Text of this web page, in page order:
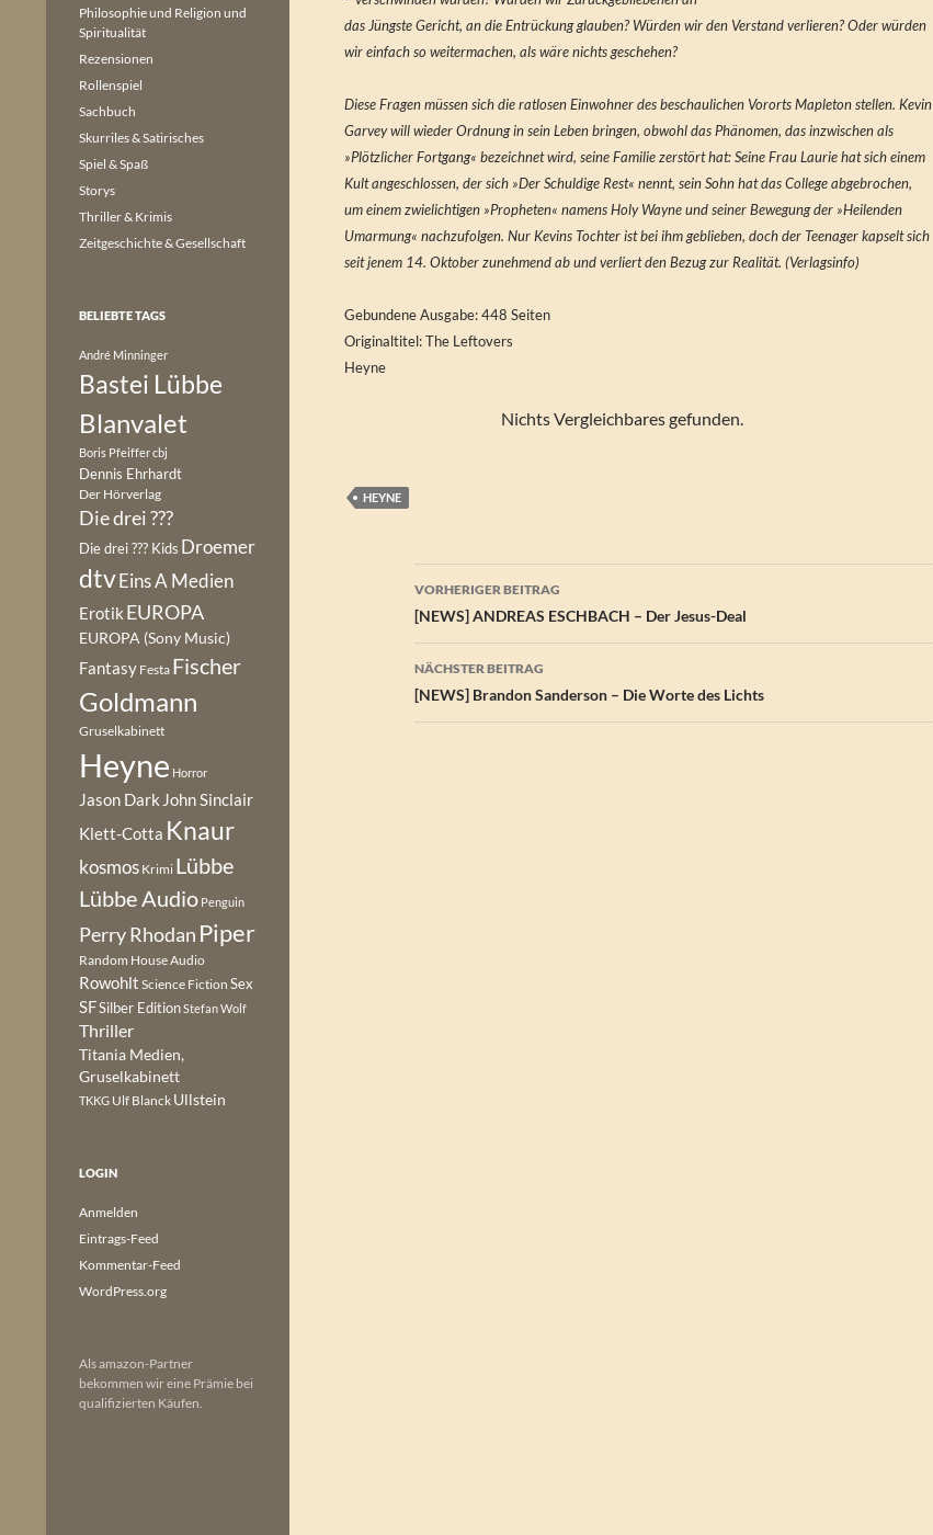
das Jüngste Gericht, an die Entrückung glauben? Würden wir den Verstand verlieren? Oder würden
wir einfach so weitermachen, als wäre nichts geschehen?
Diese Fragen müssen sich die ratlosen Einwohner des beschaulichen Vororts Mapleton stellen. Kevin
Garvey will wieder Ordnung in sein Leben bringen, obwohl das Phänomen, das inzwischen als
»Plötzlicher Fortgang« bezeichnet wird, seine Familie zerstört hat: Seine Frau Laurie hat sich einem
Kult angeschlossen, der sich »Der Schuldige Rest« nennt, sein Sohn hat das College abgebrochen,
um einem zwielichtigen »Propheten« namens Holy Wayne und seiner Bewegung der »Heilenden
Umarmung« nachzufolgen. Nur Kevins Tochter ist bei ihm geblieben, doch der Teenager kapselt sich
seit jenem 14. Oktober zunehmend ab und verliert den Bezug zur Realität. (Verlagsinfo)
Gebundene Ausgabe: 448 Seiten
Originaltitel: The Leftovers
Heyne
Nichts Vergleichbares gefunden.
HEYNE
Beitragsnavigation
VORHERIGER BEITRAG
[NEWS] ANDREAS ESCHBACH – Der Jesus-Deal
NÄCHSTER BEITRAG
[NEWS] Brandon Sanderson – Die Worte des Lichts
Philosophie und Religion und
Spiritualität
Rezensionen
Rollenspiel
Sachbuch
Skurriles & Satirisches
Spiel & Spaß
Storys
Thriller & Krimis
Zeitgeschichte & Gesellschaft
BELIEBTE TAGS
André Minninger
Bastei Lübbe
Blanvalet
Boris Pfeiffercbj
Dennis Ehrhardt
Der Hörverlag
Die drei ???
Die drei ??? Kids Droemer
dtvEins A Medien
Erotik EUROPA
EUROPA (Sony Music)
Fantasy Festa Fischer
Goldmann
Gruselkabinett
Heyne Horror
Jason Dark John Sinclair
Klett-Cotta Knaur
kosmos Krimi Lübbe
Lübbe Audio Penguin
Perry Rhodan Piper
Random House Audio
Rowohlt Science Fiction Sex
SFSilber EditionStefan Wolf
Thriller
Titania Medien,
Gruselkabinett
TKKG Ulf Blanck Ullstein
LOGIN
Anmelden
Eintrags-Feed
Kommentar-Feed
WordPress.org
Als amazon-Partner
bekommen wir eine Prämie bei
qualifizierten Käufen.